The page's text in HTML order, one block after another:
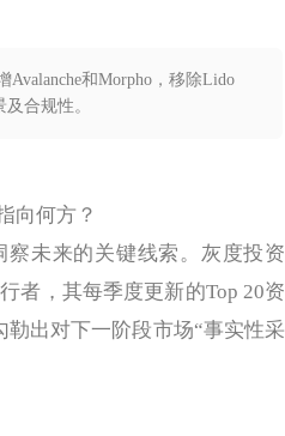
和Morpho，移除Lido
合规性。
向何方？
未来的关键线索。灰度投资
者，其每季度更新的Top 20资
出对下一阶段市场“事实性采